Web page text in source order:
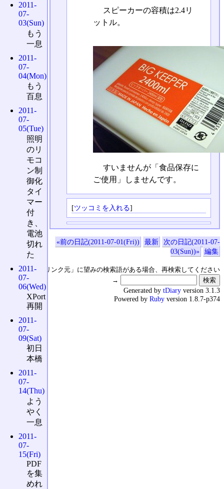
スピーカーの容積は2.4リ
ットル。
すいませんが「食品保存に
ご使用」しませんです。
[ツッコミを入れる]
«前の日記(2011-07-01(Fri)) 最新
次の日記(2011-07-
03(Sun))»
編集
↑の「本日のリンク元」に望みの検索語がある場合、再検索してください
→
2011-
07-
03(Sun)
もう
一息
2011-
07-
04(Mon)
もう
百息
2011-
07-
05(Tue)
照明
のリ
モコ
ン制
御化
タイ
マー
付
き、
電池
切れ
た
2011-
07-
06(Wed)
XPort
再開
2011-
07-
09(Sat)
初日
本橋
2011-
07-
14(Thu)
よう
やく
一息
2011-
07-
15(Fri)
PDF
を集
めれ
Generated by tDiary version 3.1.3
Powered by Ruby version 1.8.7-p374